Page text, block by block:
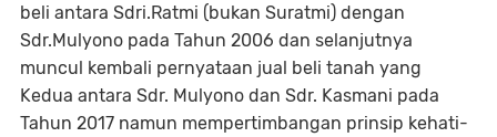
beli antara Sdri.Ratmi (bukan Suratmi) dengan
Sdr.Mulyono pada Tahun 2006 dan selanjutnya
muncul kembali pernyataan jual beli tanah yang
Kedua antara Sdr. Mulyono dan Sdr. Kasmani pada
Tahun 2017 namun mempertimbangan prinsip kehati-